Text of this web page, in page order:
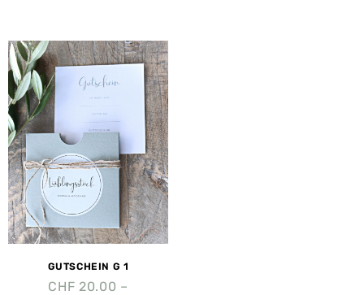
GUTSCHEIN G 1
CHF 20.00 –